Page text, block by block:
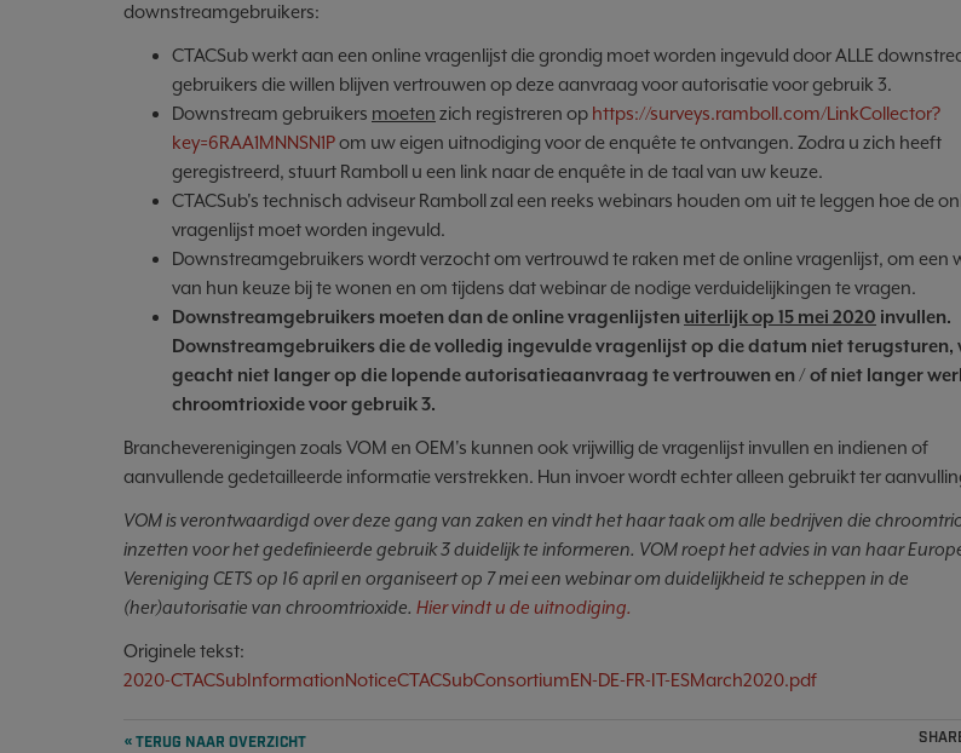
downstreamgebruikers:
CTACSub werkt aan een online vragenlijst die grondig moet worden ingevuld door ALLE
gebruikers die willen blijven vertrouwen op deze aanvraag voor autorisatie voor gebruik 3.
Downstream gebruikers moeten zich registreren op https://surveys.ramboll.com/LinkCollector?
key=6RAA1MNNSN1Pom uw eigen uitnodiging voor de enquête te ontvangen. Zodra u zich heeft
geregistreerd, stuurt Ramboll u een link naar de enquête in de taal van uw keuze.
CTACSub's technisch adviseur Ramboll zal een reeks webinars houden om uit te leggen hoe de
vragenlijst moet worden ingevuld.
Downstreamgebruikers wordt verzocht om vertrouwd te raken met de online vragenlijst, om een
van hun keuze bij te wonen en om tijdens dat webinar de nodige verduidelijkingen te vragen.
Downstreamgebruikers moeten dan de online vragenlijsten uiterlijk op 15 mei 2020 invullen.
Downstreamgebruikers die de volledig ingevulde vragenlijst op die datum niet terugsturen,
geacht niet langer op die lopende autorisatieaanvraag te vertrouwen en / of niet langer
chroomtrioxide voor gebruik 3.
Brancheverenigingen zoals VOM en OEM's kunnen ook vrijwillig de vragenlijst invullen en indienen of
aanvullende gedetailleerde informatie verstrekken. Hun invoer wordt echter alleen gebruikt ter
VOM is verontwaardigd over deze gang van zaken en vindt het haar taak om alle bedrijven die
inzetten voor het gedefinieerde gebruik 3 duidelijk te informeren. VOM roept het advies in van haar
Vereniging CETS op 16 april en organiseert op 7 mei een webinar om duidelijkheid te scheppen in de
(her)autorisatie van chroomtrioxide. Hier vindt u de uitnodiging.
Originele tekst:
2020-CTACSubInformationNoticeCTACSubConsortiumEN-DE-FR-IT-ESMarch2020.pdf
« TERUG NAAR OVERZICHT